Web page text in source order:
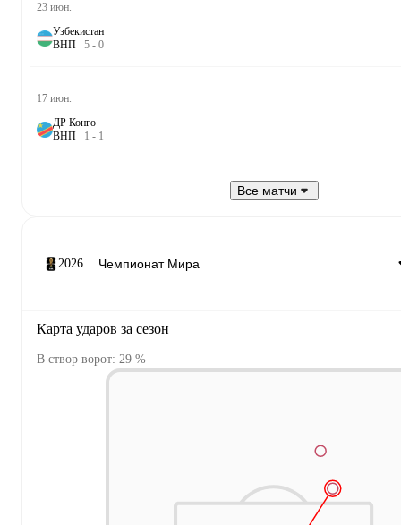
23 июн.
Узбекистан
ВНП 5 - 0
17 июн.
ДР Конго
ВНП 1 - 1
Все матчи
2026
Карта ударов за сезон
В створ ворот: 29 %